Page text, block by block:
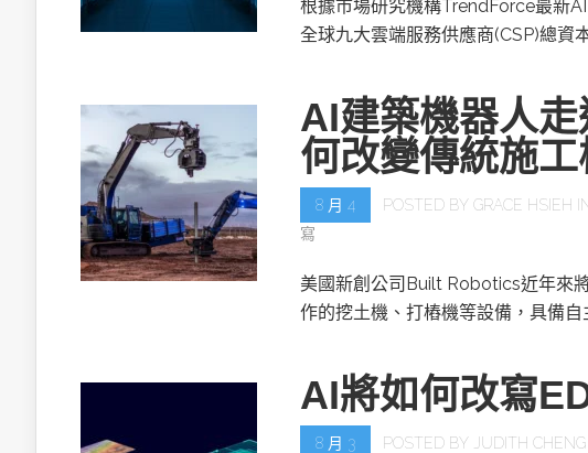
根據市場研究機構TrendForce最新
全球九大雲端服務供應商(CSP)總資
AI建築機器人
何改變傳統施
8 月 4 POSTED BY GRACE HSIEH
寫
美國新創公司Built Robotics近年來
作的挖土機、打樁機等設備，具備自
AI將如何改寫
8 月 3 POSTED BY JUDITH CHENG